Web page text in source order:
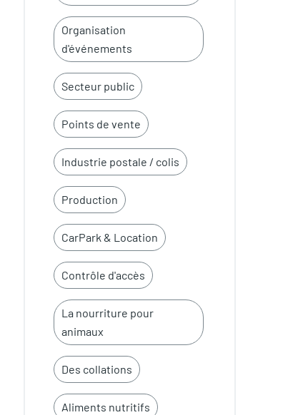
Organisation
d'événements
Secteur public
Points de vente
Industrie postale / colis
Production
CarPark & Location
Contrôle d'accès
La nourriture pour
animaux
Des collations
Aliments nutritifs